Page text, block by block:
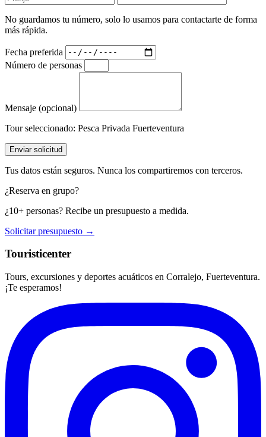
No guardamos tu número, solo lo usamos para contactarte de forma
más rápida.
Fecha preferida
Número de personas
Mensaje (opcional)
Tour seleccionado: Pesca Privada Fuerteventura
Enviar solicitud
Tus datos están seguros. Nunca los compartiremos con terceros.
¿Reserva en grupo?
¿10+ personas? Recibe un presupuesto a medida.
Solicitar presupuesto →
Touristicenter
Tours, excursiones y deportes acuáticos en Corralejo, Fuerteventura.
¡Te esperamos!